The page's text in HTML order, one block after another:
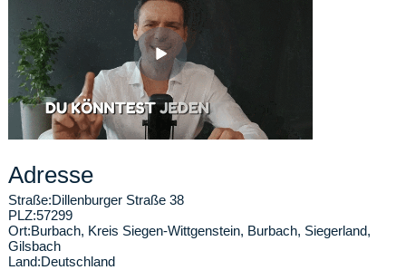
Adresse
Straße:Dillenburger Straße 38
PLZ:57299
Ort:Burbach, Kreis Siegen-Wittgenstein, Burbach, Siegerland,
Gilsbach
Land:Deutschland